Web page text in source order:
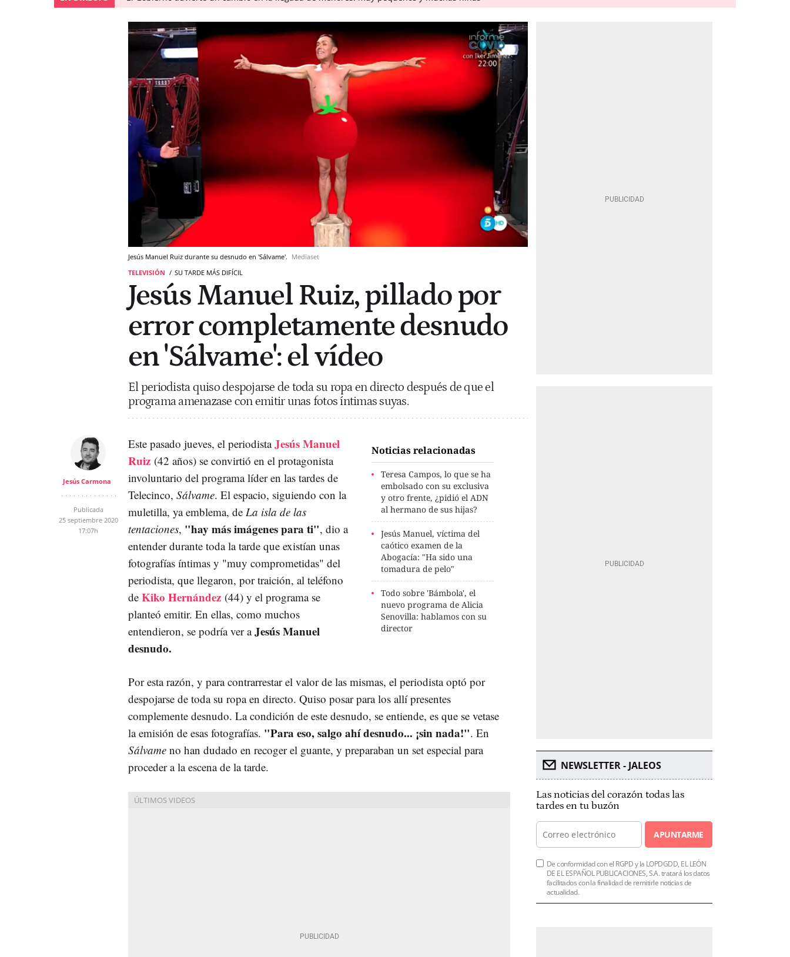
Jesús Manuel Ruiz durante su desnudo en 'Sálvame'. Mediaset
TELEVISIÓN
SU TARDE MÁS DIFÍCIL
Jesús Manuel Ruiz, pillado por
error completamente desnudo
en 'Sálvame': el vídeo
El periodista quiso despojarse de toda su ropa en directo después de que el
programa amenazase con emitir unas fotos íntimas suyas.
Jesús Carmona
Publicada
25 septiembre 2020
17:07h
Noticias relacionadas
Teresa Campos, lo que se ha
embolsado con su exclusiva
y otro frente, ¿pidió el ADN
al hermano de sus hijas?
Jesús Manuel, víctima del
caótico examen de la
Abogacía: "Ha sido una
tomadura de pelo"
Todo sobre 'Bámbola', el
nuevo programa de Alicia
Senovilla: hablamos con su
director
Este pasado jueves, el periodistaJesús Manuel
Ruiz (42 años) se convirtió en el protagonista
involuntario del programa líder en las tardes de
Telecinco, Sálvame. El espacio, siguiendo con la
muletilla, ya emblema, de La isla de las
tentaciones, "hay más imágenes para ti", dio a
entender durante toda la tarde que existían unas
fotografías íntimas y "muy comprometidas" del
periodista, que llegaron, por traición, al teléfono
de Kiko Hernández (44) y el programa se
planteó emitir. En ellas, como muchos
entendieron, se podría ver aJesús Manuel
desnudo.
Por esta razón, y para contrarrestar el valor de las mismas, el periodista optó por
despojarse de toda su ropa en directo. Quiso posar para los allí presentes
complemente desnudo. La condición de este desnudo, se entiende, es que se vetase
la emisión de esas fotografías. "Para eso, salgo ahí desnudo... ¡sin nada!". En
Sálvame no han dudado en recoger el guante, y preparaban un set especial para
proceder a la escena de la tarde.
NEWSLETTER - JALEOS
Las noticias del corazón todas las
tardes en tu buzón
APUNTARME
De conformidad con el RGPD y la LOPDGDD, EL LEÓN
DE EL ESPAÑOL PUBLICACIONES, S.A. tratará los datos
facilitados con la finalidad de remitirle noticias de
actualidad.